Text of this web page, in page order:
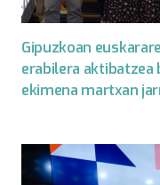
Gipuzkoan
erabilera aktibatzea
ekimena martxan